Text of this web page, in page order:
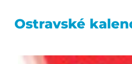
Ostravské